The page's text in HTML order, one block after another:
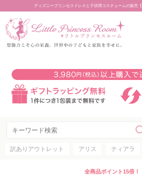
ディズニープリンセスドレスと子供用コスチュームの販売
訳ありアウトレット アリス ティアラ
全商品ポイント15倍！
新規
マイペ
カート
アイテム
ディズニ